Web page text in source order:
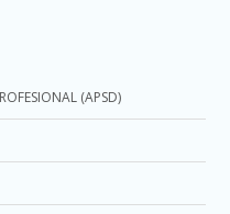
(APSD)